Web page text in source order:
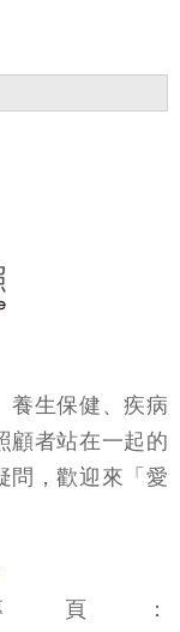
養生保健、疾病
顧者站在一起的
問，歡迎來「愛
頁：